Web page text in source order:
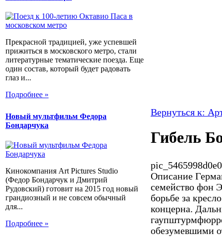
Прекрасной традицией, уже успевшей
прижиться в московского метро, стали
литературные тематические поезда. Еще
один состав, который будет радовать
глаз и...
Подробнее »
Новый мультфильм Федора
Бондарчука
Кинокомпания Art Pictures Studio
(Федор Бондарчук и Дмитрий
Рудовский) готовит на 2015 год новый
грандиозный и не совсем обычный
для...
Подробнее »
Вернуться к:
Гибель
Описание
семейство фон
борьбе за
концерна.
обезумевшими